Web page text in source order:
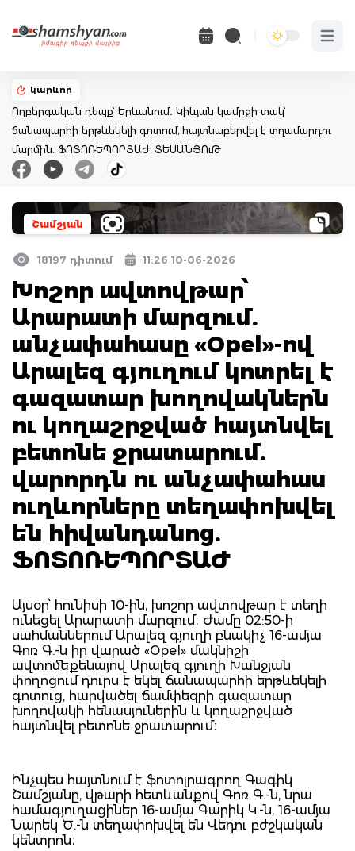
Open
կարևոր
Ողբերգական դեպք՝ Երևանում․ Կիևյան կամրջի տակ՝
ճանապարհի երթևեկելի գոտում, հայտնաբերվել է տղամարդու
մարմին. ՖՈՏՈՌԵՊՈՐՏԱԺ, ՏԵՍԱՆՅՈւԹ
Շամշյան
18197 դիտում 11:26 10-06-2026
Խոշոր ավտովթար՝
Արարատի մարզում.
անչափահասը «Opel»-ով
Արալեզ գյուղում կոտրել է
գազատար խողովակներն
ու կողաշրջված հայտնվել
բետոնե ջրատարում.
վարորդն ու անչափահաս
ուղևորները տեղափոխվել
են հիվանդանոց.
ՖՈՏՈՌԵՊՈՐՏԱԺ
Այսօր՝ հունիսի 10-ին, խոշոր ավտովթար է տեղի
ունեցել Արարատի մարզում։ Ժամը 02:50-ի
սահմաններում Արալեզ գյուղի բնակիչ 16-ամյա
Գոռ Գ.-ն իր վարած «Opel» մակնիշի
ավտոմեքենայով Արալեզ գյուղի Խանջյան
փողոցում դուրս է եկել ճանապարհի երթևեկելի
գոտուց, հարվածել ճամփեզրի գազատար
խողովակի հենասյուներին և կողաշրջված
հայտնվել բետոնե ջրատարում։
Ինչպես հայտնում է ֆոտոլրագրող Գագիկ
Շամշյանը, վթարի հետևանքով Գոռ Գ.-ն, նրա
համագյուղացիներ 16-ամյա Գարիկ Կ.-ն, 16-ամյա
Նարեկ Ծ.-ն տեղափոխվել են Վեդու բժշկական
կենտրոն։